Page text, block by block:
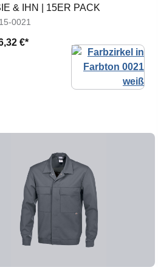
& IHN | 15ER PACK
0021
€*